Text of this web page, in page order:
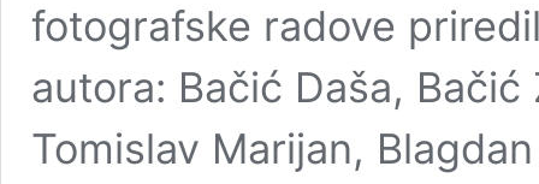
fotografske radove
autora: Bačić Daša,
Tomislav Marijan,